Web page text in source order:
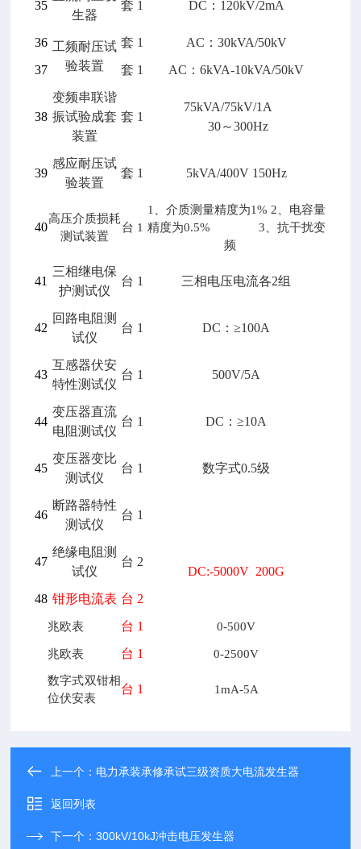
35
生器
套 1 DC ：120kV/2mA
36 工频耐压试
验装置
套 1 AC ：30kVA/50kV
37
套 1 AC ：6kVA-10kVA/50kV
38
变频串联谐
振试验成套
装置
套 1
75kVA/75kV/1A
30～300Hz
39
感应耐压试
验装置
套 1 5kVA/400V 150Hz
40
高压介质损耗
测试装置
台 1
1
、介质测量精度为1% 2、电容量
精度为0.5% 3、抗干扰变
频
41
三相继电保
护测试仪
台 1 三相电压电流各2组
42
回路电阻测
试仪
台 1 DC ：≥100A
43
互感器伏安
特性测试仪
台 1 500V/5A
44
变压器直流
电阻测试仪
台 1 DC ：≥10A
45
变压器变比
测试仪
台 1 数字式0.5级
46
断路器特性
测试仪
台 1
47
绝缘电阻测
试仪
台 2
DC:-5000V 200G
48 钳形电流表 台 2
兆欧表 台 1 0-500V
兆欧表 台 1 0-2500V
数字式双钳相
位伏安表
台 1 1mA-5A
上一个： 电力承装承修承试三级资质大电流发生器
返回列表
下一个：300kV/10kJ冲击电压发生器